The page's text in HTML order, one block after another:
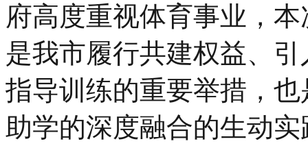
府高度重视体育事业，
是我市履行共建权益、
指导训练的重要举措，
助学的深度融合的生动